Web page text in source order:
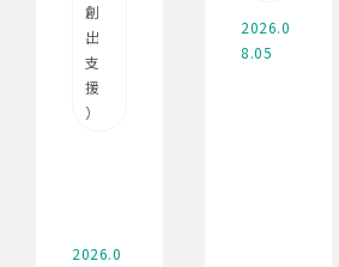
創
出
支
援
）
2026.0
2026.0
8.05